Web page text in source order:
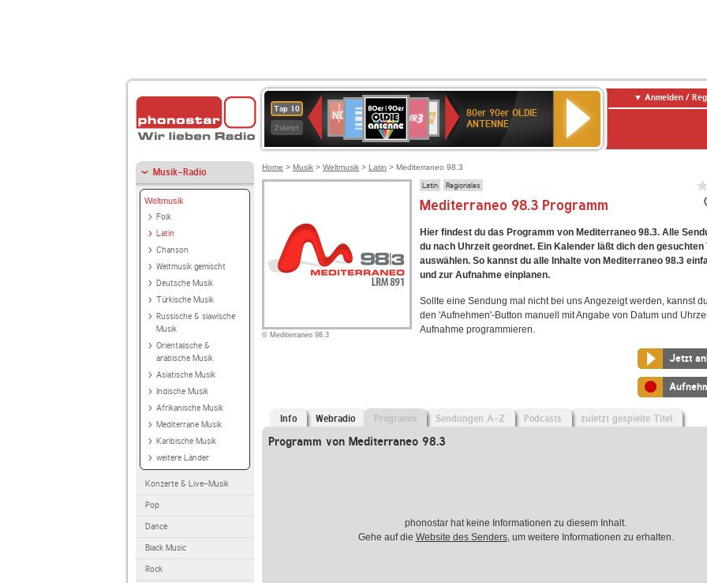
Top 10
Zuletzt
Deutschlandfunk
80er
90er
OLDIE
ANTENNE
SWR3
SWR
Kultur
NDR
2
80er 90er OLDIE
ANTENNE
Anmelden /
Musik-Radio
Weltmusik
Folk
Latin
Chanson
Weltmusik gemischt
Deutsche Musik
Türkische Musik
Russische & slawische
Musik
Orientalische &
arabische Musik
Asiatische Musik
Indische Musik
Afrikanische Musik
Mediterrane Musik
Karibische Musik
weitere Länder
Konzerte & Live-Musik
Pop
Dance
Black Music
Rock
Home > Musik > Weltmusik > Latin > Mediterraneo 98.3
© Mediterraneo 98.3
Latin Regionales
Mediterraneo 98.3 Programm
Hier findest du das Programm von Mediterraneo 98.3. Alle
du nach Uhrzeit geordnet. Ein Kalender läßt dich den gesuchten
auswählen. So kannst du alle Inhalte von Mediterraneo 98.3
und zur Aufnahme einplanen.
Sollte eine Sendung mal nicht bei uns Angezeigt werden, kannst
den 'Aufnehmen'-Button manuell mit Angabe von Datum und
Aufnahme programmieren.
Jetzt
Info Webradio Programm Sendungen A-Z Podcasts zuletzt gespielte Titel
Programm von Mediterraneo 98.3
phonostar hat keine Informationen zu diesem Inhalt.
Gehe auf die Website des Senders, um weitere Informationen zu erhalten.